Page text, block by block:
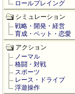
ロールプレイング
シミュレーション
戦略・開発・経営
育成・ペット・恋愛
アクション
ノーマル
格闘・対戦
スポーツ
レース・ドライブ
浮遊操作